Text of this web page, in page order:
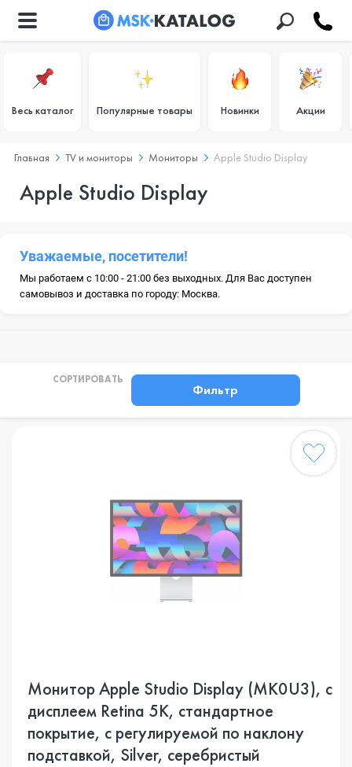
Весь каталог Популярные товары Новинки Акции
Главная TV и мониторы Мониторы Apple Studio Display
Apple Studio Display
Уважаемые, посетители!
Мы работаем с 10:00 - 21:00 без выходных. Для Вас доступен
самовывоз и доставка по городу: Москва.
СОРТИРОВАТЬ
Фильтр
Монитор Apple Studio Display (MK0U3), с
дисплеем Retina 5K, стандартное
покрытие, с регулируемой по наклону
подставкой, Silver, серебристый